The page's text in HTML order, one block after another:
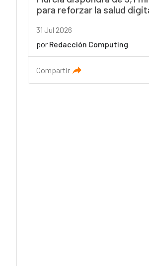
para reforzar la salud
31 Jul 2026
por Redacción Computing
Compartir